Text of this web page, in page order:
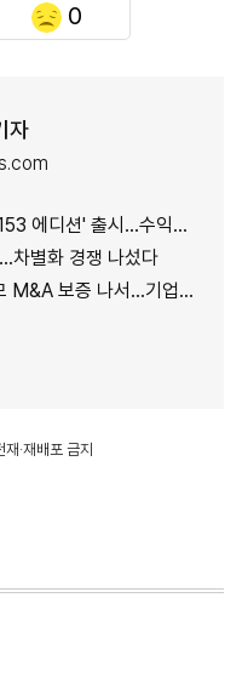
0
자
션' 출시…수익금 전액 기부
차별화 경쟁 나섰다
보증 나서…기업승계 지원
·재배포 금지